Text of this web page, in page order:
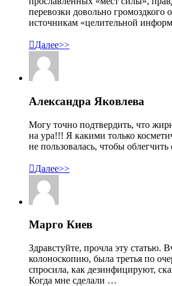
перевозки довольно громоздкого
источникам «целительной
Далее>>
Александра Яковлева
Могу точно подтвердить, что
на ура!!! Я какими только
не пользовалась, чтобы
Далее>>
Марго Киев
Здравстуйте, прочла эту статью.
колоноскопию, была третья по
спросила, как дезинфицируют,
Когда мне сделали …